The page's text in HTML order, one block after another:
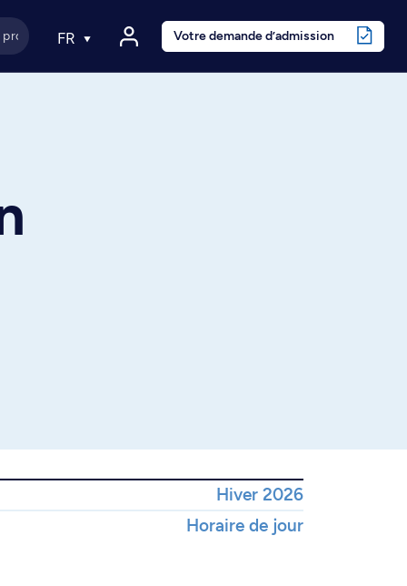
FR Votre demande d’admission
Hiver 2026
Horaire de jour